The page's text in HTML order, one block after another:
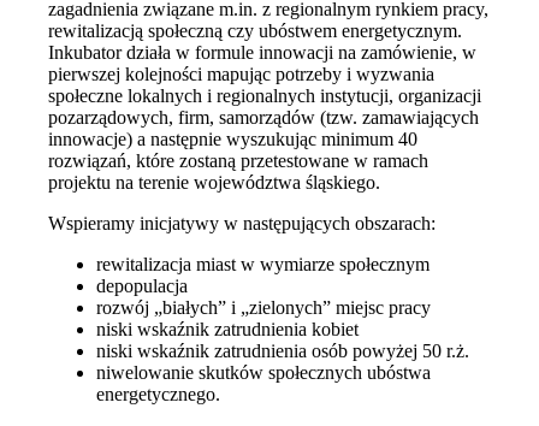
zagadnienia związane m.in. z regionalnym rynkiem pracy,
rewitalizacją społeczną czy ubóstwem energetycznym.
Inkubator działa w formule innowacji na zamówienie, w
pierwszej kolejności mapując potrzeby i wyzwania
społeczne lokalnych i regionalnych instytucji, organizacji
pozarządowych, firm, samorządów (tzw. zamawiających
innowacje) a następnie wyszukując minimum 40
rozwiązań, które zostaną przetestowane w ramach
projektu na terenie województwa śląskiego.
Wspieramy inicjatywy w następujących obszarach:
rewitalizacja miast w wymiarze społecznym
depopulacja
rozwój „białych” i „zielonych” miejsc pracy
niski wskaźnik zatrudnienia kobiet
niski wskaźnik zatrudnienia osób powyżej 50 r.ż.
niwelowanie skutków społecznych ubóstwa
energetycznego.